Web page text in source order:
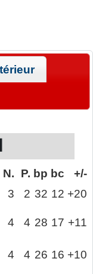
N. P. bp bc
+/-
3 2 32 12 +20
4 4 28 17 +11
4 4 26 16 +10